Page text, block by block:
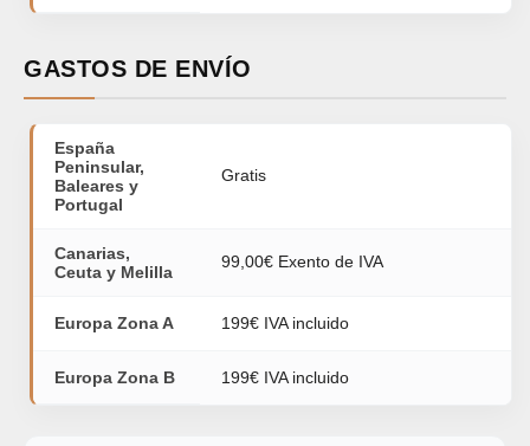
GASTOS DE ENVÍO
España
Peninsular,
Baleares y
Portugal
Gratis
Canarias,
Ceuta y Melilla
99,00€ Exento de IVA
Europa Zona A 199€ IVA incluido
Europa Zona B 199€ IVA incluido